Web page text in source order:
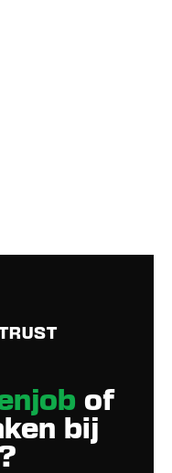
of
bij